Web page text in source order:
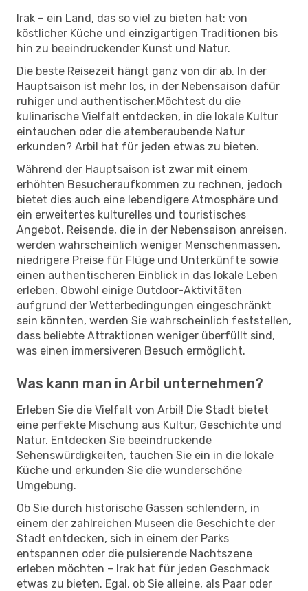
Irak – ein Land, das so viel zu bieten hat: von
köstlicher Küche und einzigartigen Traditionen bis
hin zu beeindruckender Kunst und Natur.
Die beste Reisezeit hängt ganz von dir ab. In der
Hauptsaison ist mehr los, in der Nebensaison dafür
ruhiger und authentischer.Möchtest du die
kulinarische Vielfalt entdecken, in die lokale Kultur
eintauchen oder die atemberaubende Natur
erkunden? Arbil hat für jeden etwas zu bieten.
Während der Hauptsaison ist zwar mit einem
erhöhten Besucheraufkommen zu rechnen, jedoch
bietet dies auch eine lebendigere Atmosphäre und
ein erweitertes kulturelles und touristisches
Angebot. Reisende, die in der Nebensaison anreisen,
werden wahrscheinlich weniger Menschenmassen,
niedrigere Preise für Flüge und Unterkünfte sowie
einen authentischeren Einblick in das lokale Leben
erleben. Obwohl einige Outdoor-Aktivitäten
aufgrund der Wetterbedingungen eingeschränkt
sein könnten, werden Sie wahrscheinlich feststellen,
dass beliebte Attraktionen weniger überfüllt sind,
was einen immersiveren Besuch ermöglicht.
Was kann man in Arbil unternehmen?
Erleben Sie die Vielfalt von Arbil! Die Stadt bietet
eine perfekte Mischung aus Kultur, Geschichte und
Natur. Entdecken Sie beeindruckende
Sehenswürdigkeiten, tauchen Sie ein in die lokale
Küche und erkunden Sie die wunderschöne
Umgebung.
Ob Sie durch historische Gassen schlendern, in
einem der zahlreichen Museen die Geschichte der
Stadt entdecken, sich in einem der Parks
entspannen oder die pulsierende Nachtszene
erleben möchten – Irak hat für jeden Geschmack
etwas zu bieten. Egal, ob Sie alleine, als Paar oder